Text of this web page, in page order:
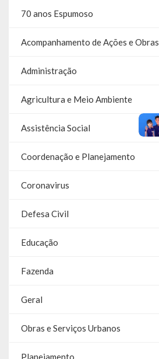
Licitações e Leilões
Diário Oficial
70 anos Espumoso
Acompanhamento de Ações e Obras
Administração
Agricultura e Meio Ambiente
Assistência Social
Coordenação e Planejamento
Coronavirus
Defesa Civil
Educação
Fazenda
Geral
Obras e Serviços Urbanos
Planejamento